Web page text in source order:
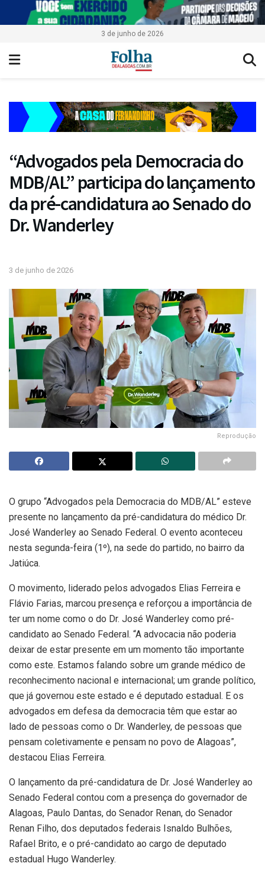
3 de junho de 2026
“Advogados pela Democracia do
MDB/AL” participa do lançamento
da pré-candidatura ao Senado do
Dr. Wanderley
3 de junho de 2026
Reprodução
O grupo “Advogados pela Democracia do MDB/AL” esteve
presente no lançamento da pré-candidatura do médico Dr.
José Wanderley ao Senado Federal. O evento aconteceu
nesta segunda-feira (1º), na sede do partido, no bairro da
Jatiúca.
O movimento, liderado pelos advogados Elias Ferreira e
Flávio Farias, marcou presença e reforçou a importância de
ter um nome como o do Dr. José Wanderley como pré-
candidato ao Senado Federal. “A advocacia não poderia
deixar de estar presente em um momento tão importante
como este. Estamos falando sobre um grande médico de
reconhecimento nacional e internacional; um grande político,
que já governou este estado e é deputado estadual. E os
advogados em defesa da democracia têm que estar ao
lado de pessoas como o Dr. Wanderley, de pessoas que
pensam coletivamente e pensam no povo de Alagoas”,
destacou Elias Ferreira.
O lançamento da pré-candidatura de Dr. José Wanderley ao
Senado Federal contou com a presença do governador de
Alagoas, Paulo Dantas, do Senador Renan, do Senador
Renan Filho, dos deputados federais Isnaldo Bulhões,
Rafael Brito, e o pré-candidato ao cargo de deputado
estadual Hugo Wanderley.